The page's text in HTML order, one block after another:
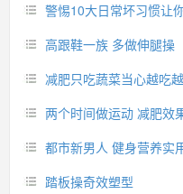
警惕10大日常坏习惯让
高跟鞋一族 多做伸腿操
减肥只吃蔬菜当心越吃
两个时间做运动 减肥效
都市新男人 健身营养实
踏板操奇效塑型